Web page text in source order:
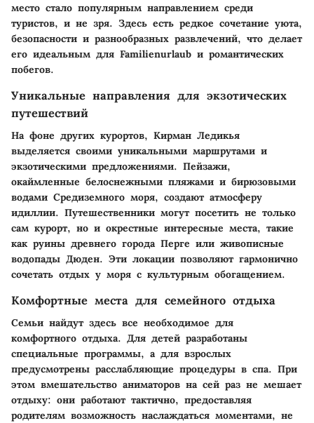
место стало популярным направлением среди
туристов, и не зря. Здесь есть редкое сочетание уюта,
безопасности и разнообразных развлечений, что делает
его идеальным для Familienurlaub и романтических
побегов.
Уникальные направления для экзотических
путешествий
На фоне других курортов, Кирман Ледикья
выделяется своими уникальными маршрутами и
экзотическими предложениями. Пейзажи,
окаймленные белоснежными пляжами и бирюзовыми
водами Средиземного моря, создают атмосферу
идиллии. Путешественники могут посетить не только
сам курорт, но и окрестные интересные места, такие
как руины древнего города Перге или живописные
водопады Дюден. Эти локации позволяют гармонично
сочетать отдых у моря с культурным обогащением.
Комфортные места для семейного отдыха
Семьи найдут здесь все необходимое для
комфортного отдыха. Для детей разработаны
специальные программы, а для взрослых
предусмотрены расслабляющие процедуры в спа. При
этом вмешательство аниматоров на сей раз не мешает
отдыху: они работают тактично, предоставляя
родителям возможность наслаждаться моментами, не